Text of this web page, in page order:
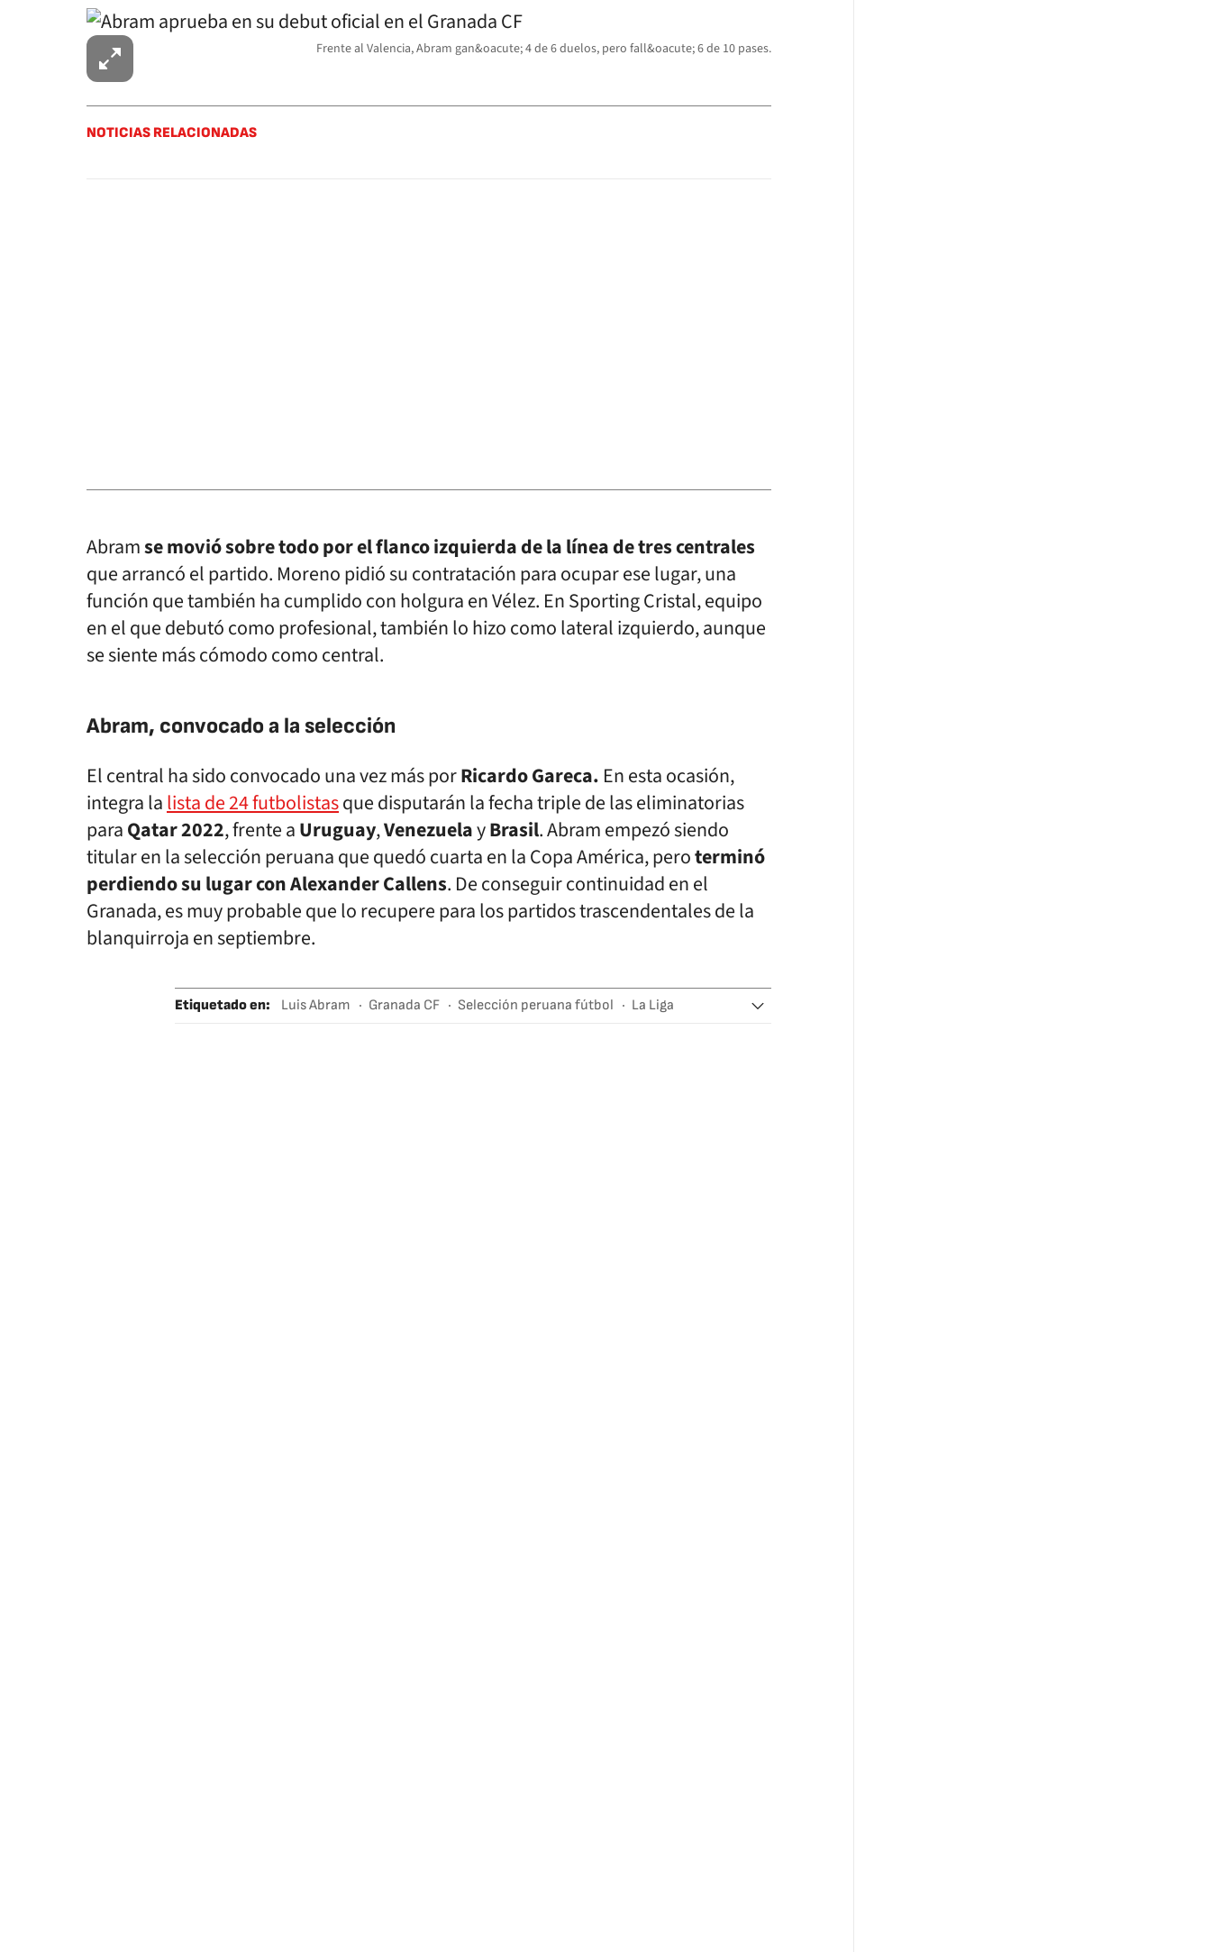
Frente al Valencia, Abram gan&oacute; 4 de 6 duelos, pero fall&oacute; 6 de 10 pases.
NOTICIAS RELACIONADAS
Abramse movió sobre todo por el flanco izquierda de la línea de tres centrales
que arrancó el partido. Moreno pidió su contratación para ocupar ese lugar, una
función que también ha cumplido con holgura en Vélez. En Sporting Cristal, equipo
en el que debutó como profesional, también lo hizo como lateral izquierdo, aunque
se siente más cómodo como central.
Abram, convocado a la selección
El central ha sido convocado una vez más porRicardo Gareca. En esta ocasión,
integra lalista de 24 futbolistasque disputarán la fecha triple de las eliminatorias
paraQatar 2022, frente aUruguay,VenezuelayBrasil. Abram empezó siendo
titular en la selección peruana que quedó cuarta en la Copa América, peroterminó
perdiendo su lugar con Alexander Callens. De conseguir continuidad en el
Granada, es muy probable que lo recupere para los partidos trascendentales de la
blanquirroja en septiembre.
Etiquetado en: Luis Abram Granada CF Selección peruana fútbol
La Liga